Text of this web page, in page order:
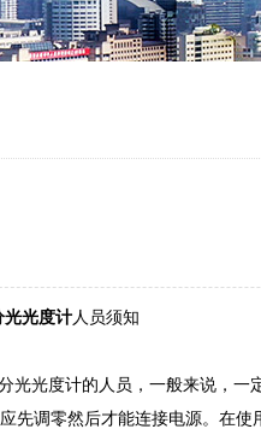
光光度计人员须知
光度计的人员，一般来说，一
先调零然后才能连接电源。在